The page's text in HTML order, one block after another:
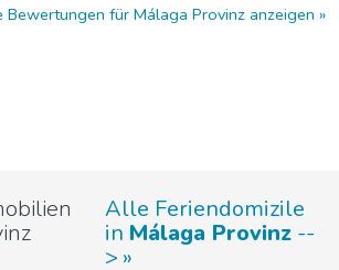
Bewertungen für Málaga Provinz anzeigen
Alle Feriendomizile
in Málaga Provinz --
>